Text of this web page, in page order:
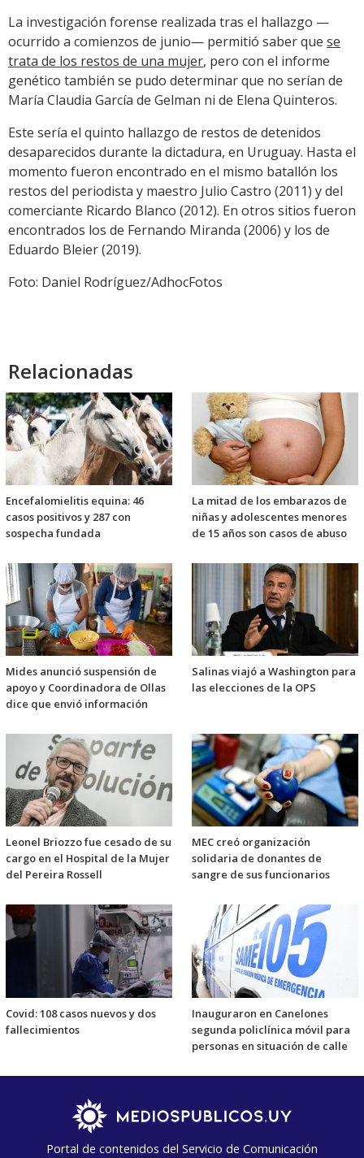
La investigación forense realizada tras el hallazgo —
ocurrido a comienzos de junio— permitió saber que se
trata de los restos de una mujer, pero con el informe
genético también se pudo determinar que no serían de
María Claudia García de Gelman ni de Elena Quinteros.
Este sería el quinto hallazgo de restos de detenidos
desaparecidos durante la dictadura, en Uruguay. Hasta el
momento fueron encontrado en el mismo batallón los
restos del periodista y maestro Julio Castro (2011) y del
comerciante Ricardo Blanco (2012). En otros sitios fueron
encontrados los de Fernando Miranda (2006) y los de
Eduardo Bleier (2019).
Foto: Daniel Rodríguez/AdhocFotos
Relacionadas
Encefalomielitis equina: 46
casos positivos y 287 con
sospecha fundada
La mitad de los embarazos de
niñas y adolescentes menores
de 15 años son casos de abuso
Mides anunció suspensión de
apoyo y Coordinadora de Ollas
dice que envió información
Salinas viajó a Washington para
las elecciones de la OPS
Leonel Briozzo fue cesado de su
cargo en el Hospital de la Mujer
del Pereira Rossell
MEC creó organización
solidaria de donantes de
sangre de sus funcionarios
Covid: 108 casos nuevos y dos
fallecimientos
Inauguraron en Canelones
segunda policlínica móvil para
personas en situación de calle
Portal de contenidos del Servicio de Comunicación